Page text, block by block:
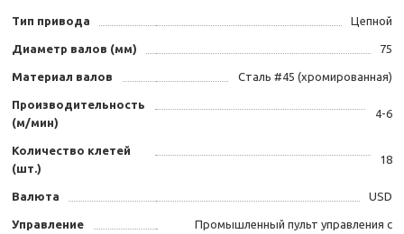
Тип привода Цепной
Диаметр валов (мм) 75
Материал валов Сталь #45 (хромированная)
Производительность
(м/мин)
4-6
Количество клетей
(шт.)
18
Валюта USD
Управление
Промышленный пульт управления с